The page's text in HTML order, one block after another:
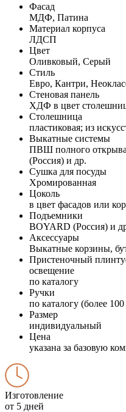
Фасад
МДФ, Патина
Материал корпуса
ЛДСП
Цвет
Оливковый, Серый
Стиль
Евро, Кантри,
Стеновая панель
ХДФ в цвет
Столешница
пластиковая; из
Выкатные системы
ПВШ полного
(Россия) и др.
Сушка для посуды
Хромированная
Цоколь
в цвет фасадов или
Подъемники
BOYARD (Россия) и
Аксессуары
Выкатные корзины,
Пристеночный
освещение
по каталогу
Ручки
по каталогу (более
Размер
индивидуальный
Цена
указана за базовую
Изготовление
от 5 дней